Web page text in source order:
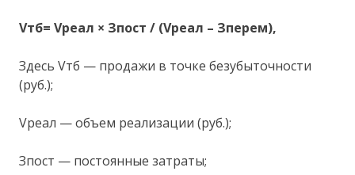
Vтб= Vреал × Зпост / (Vреал – Зперем),
Здесь Vтб — продажи в точке безубыточности
(руб.);
Vреал — объем реализации (руб.);
Зпост — постоянные затраты;